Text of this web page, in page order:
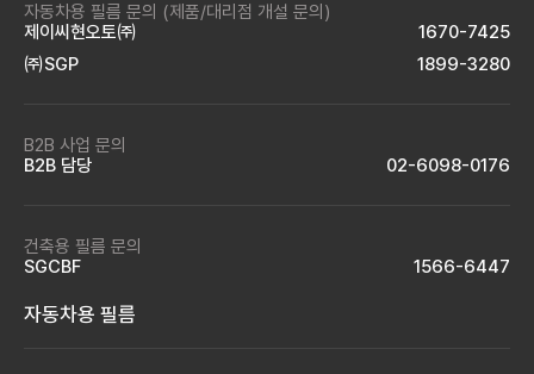
자동차용 필름 문의 (제품/대리점 개설 문의)
제이씨현오토㈜
1670-7425
㈜SGP
1899-3280
B2B 사업 문의
B2B 담당
02-6098-0176
건축용 필름 문의
SGCBF
1566-6447
자동차용 필름